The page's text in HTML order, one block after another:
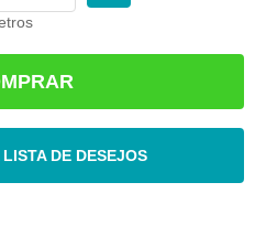
DE DESEJOS